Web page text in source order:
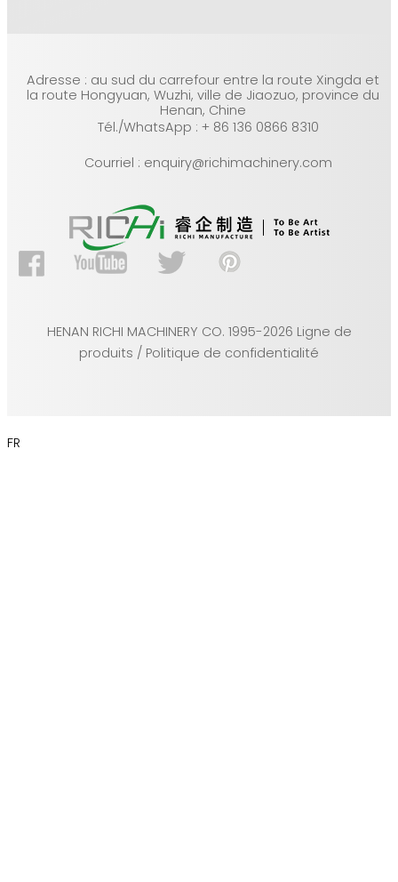
Adresse : au sud du carrefour entre la route Xingda et
la route Hongyuan, Wuzhi, ville de Jiaozuo, province du
Henan, Chine
Tél./WhatsApp : + 86 136 0866 8310
Courriel : enquiry@richimachinery.com
HENAN RICHI MACHINERY CO. 1995-2026 Ligne de
produits / Politique de confidentialité
FR